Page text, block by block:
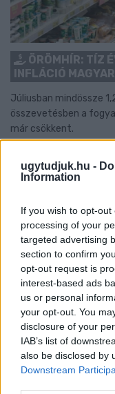
ugytudjuk.hu -
Information
If you wish to opt-
processing of your
targeted advertising
section to confirm
opt-out request is
interest-based ads
us or personal
your opt-out. You
disclosure of your
IAB’s list of
also be disclosed by
Downstream
ÖRÖMHÍR: TÍZ
INFLÁCIÓ
Júliusban mindössze
összevetésben a
már csökkent.